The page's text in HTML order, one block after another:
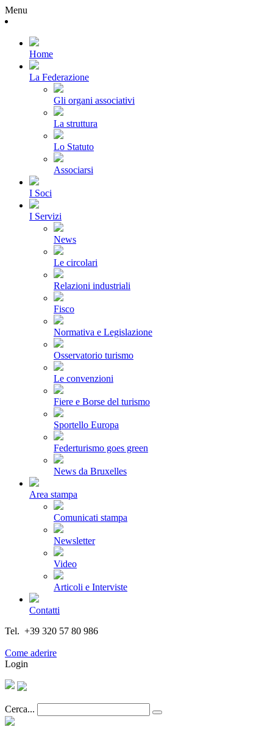
Menu
Home
La Federazione
Gli organi associativi
La struttura
Lo Statuto
Associarsi
I Soci
I Servizi
News
Le circolari
Relazioni industriali
Fisco
Normativa e Legislazione
Osservatorio turismo
Le convenzioni
Fiere e Borse del turismo
Sportello Europa
Federturismo goes green
News da Bruxelles
Area stampa
Comunicati stampa
Newsletter
Video
Articoli e Interviste
Contatti
Tel. +39 320 57 80 986
Come aderire
Login
Cerca...